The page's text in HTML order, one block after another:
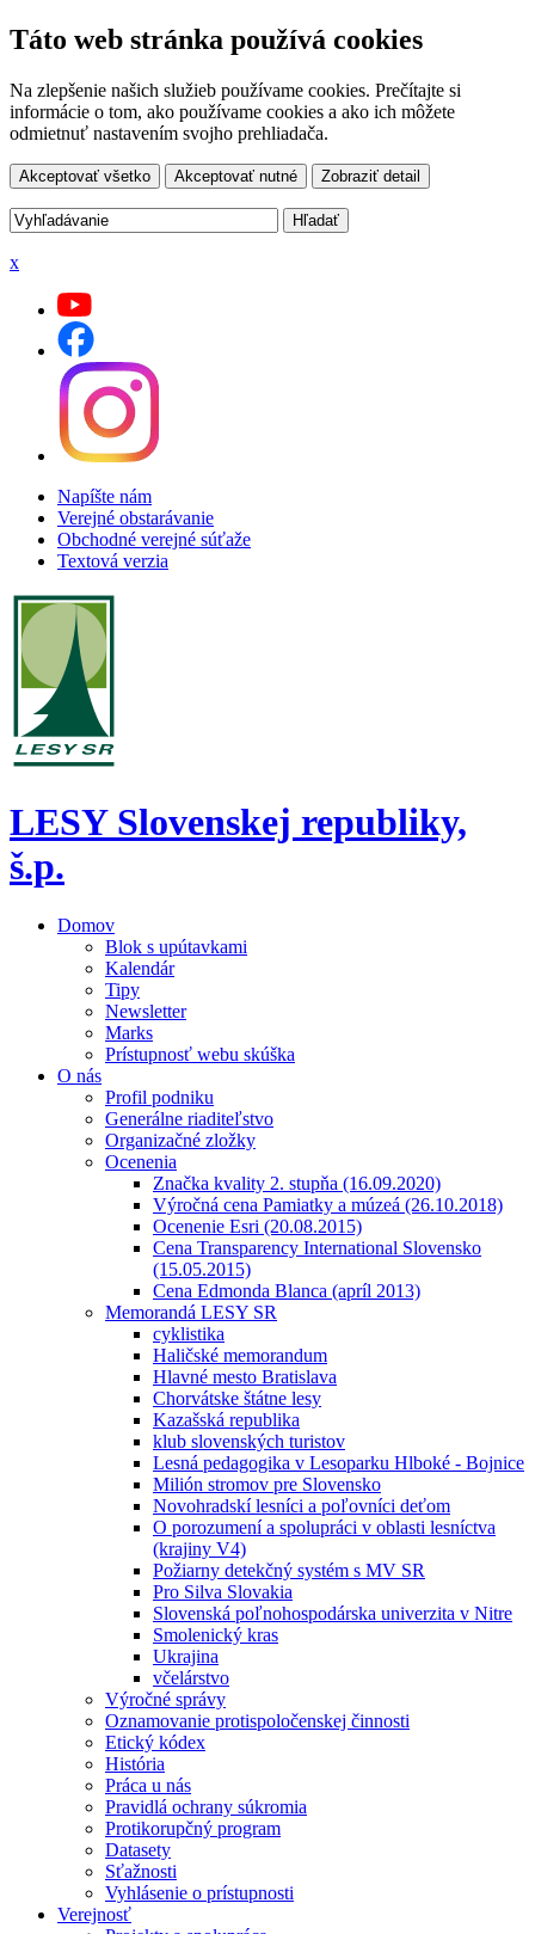
Táto web stránka používá cookies
Na zlepšenie našich služieb používame cookies. Prečítajte si
informácie o tom, ako používame cookies a ako ich môžete
odmietnuť nastavením svojho prehliadača.
Akceptovať všetko Akceptovať nutné Zobraziť detail
x
Napíšte nám
Verejné obstarávanie
Obchodné verejné súťaže
Textová verzia
LESY Slovenskej republiky,
š.p.
Domov
Blok s upútavkami
Kalendár
Tipy
Newsletter
Marks
Prístupnosť webu skúška
O nás
Profil podniku
Generálne riaditeľstvo
Organizačné zložky
Ocenenia
Značka kvality 2. stupňa (16.09.2020)
Výročná cena Pamiatky a múzeá (26.10.2018)
Ocenenie Esri (20.08.2015)
Cena Transparency International Slovensko
(15.05.2015)
Cena Edmonda Blanca (apríl 2013)
Memorandá LESY SR
cyklistika
Haličské memorandum
Hlavné mesto Bratislava
Chorvátske štátne lesy
Kazašská republika
klub slovenských turistov
Lesná pedagogika v Lesoparku Hlboké - Bojnice
Milión stromov pre Slovensko
Novohradskí lesníci a poľovníci deťom
O porozumení a spolupráci v oblasti lesníctva
(krajiny V4)
Požiarny detekčný systém s MV SR
Pro Silva Slovakia
Slovenská poľnohospodárska univerzita v Nitre
Smolenický kras
Ukrajina
včelárstvo
Výročné správy
Oznamovanie protispoločenskej činnosti
Etický kódex
História
Práca u nás
Pravidlá ochrany súkromia
Protikorupčný program
Datasety
Sťažnosti
Vyhlásenie o prístupnosti
Verejnosť